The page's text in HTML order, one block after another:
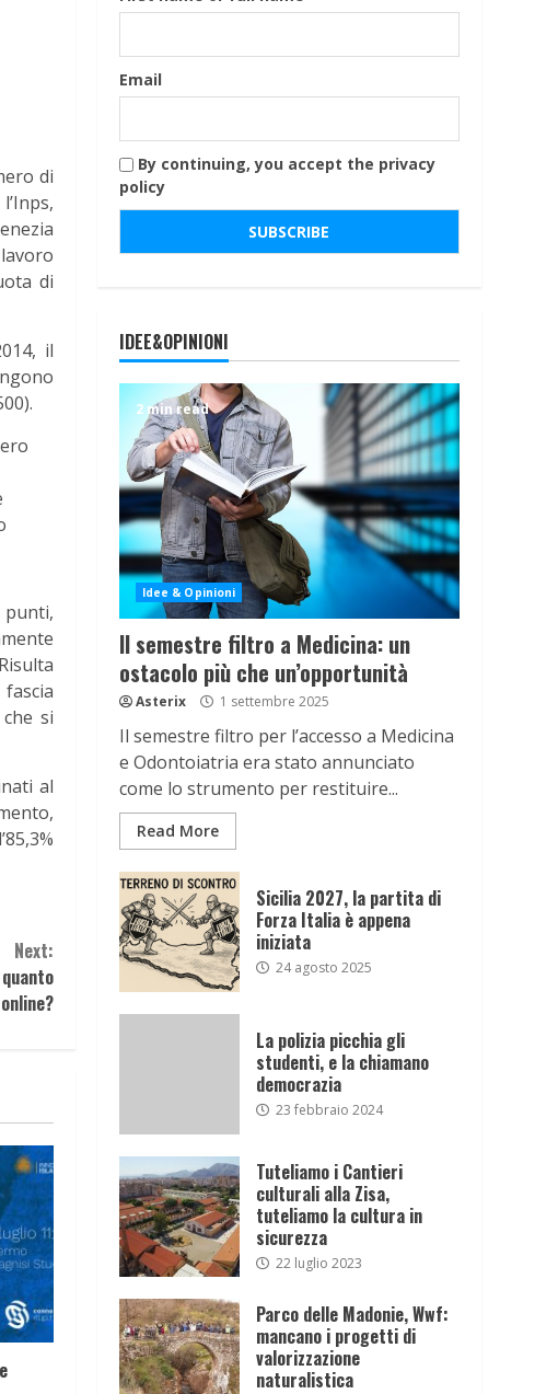
di
di
il
punti,
si
al
Next:
Email
By continuing, you accept the privacy
policy
IDEE&OPINIONI
2 min read
Idee & Opinioni
Il semestre filtro a Medicina: un
ostacolo più che un’opportunità
Asterix 1 settembre 2025
Il semestre filtro per l’accesso a Medicina
e Odontoiatria era stato annunciato
come lo strumento per restituire...
Read More
Sicilia 2027, la partita di
Forza Italia è appena
iniziata
24 agosto 2025
La polizia picchia gli
studenti, e la chiamano
democrazia
23 febbraio 2024
Tuteliamo i Cantieri
culturali alla Zisa,
tuteliamo la cultura in
sicurezza
22 luglio 2023
Parco delle Madonie, Wwf:
mancano i progetti di
valorizzazione
naturalistica